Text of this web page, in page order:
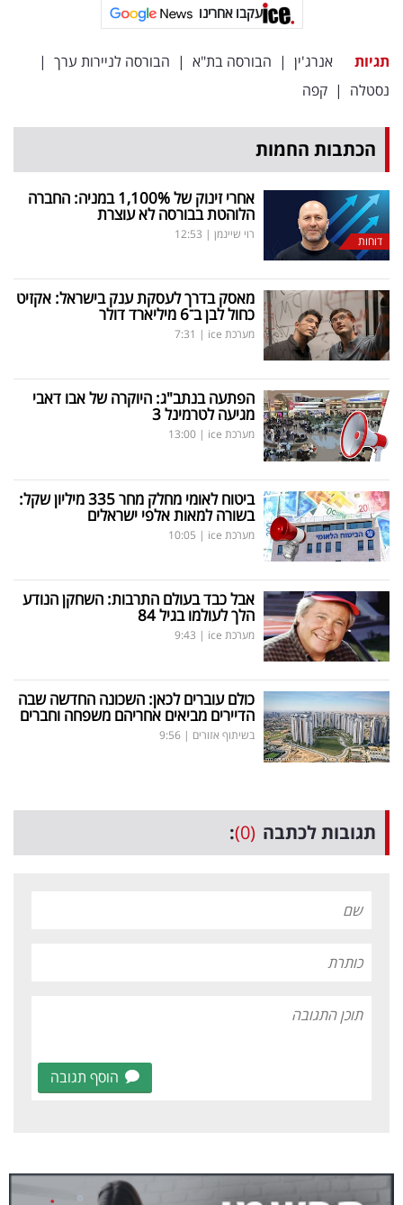
עקבו
עקבו אחרינו
תגיות אנרג'ין | הבורסה בת"א | הבורסה לניירות ערך |
נסטלה | קפה
הכתבות החמות
דוחות
אחרי זינוק של 1,100% במניה: החברה
הלוהטת בבורסה לא עוצרת
רוי שיינמן |
12:53
מאסק בדרך לעסקת ענק בישראל: אקזיט
כחול לבן ב־6 מיליארד דולר
מערכת ice |
7:31
הפתעה בנתב"ג: היוקרה של אבו דאבי
מגיעה לטרמינל 3
מערכת ice |
13:00
ביטוח לאומי מחלק מחר 335 מיליון שקל:
בשורה למאות אלפי ישראלים
מערכת ice |
10:05
אבל כבד בעולם התרבות: השחקן הנודע
הלך לעולמו בגיל 84
מערכת ice |
9:43
כולם עוברים לכאן: השכונה החדשה שבה
הדיירים מביאים אחריהם משפחה וחברים
בשיתוף אזורים |
9:56
תגובות לכתבה (0)
:
הוסף תגובה